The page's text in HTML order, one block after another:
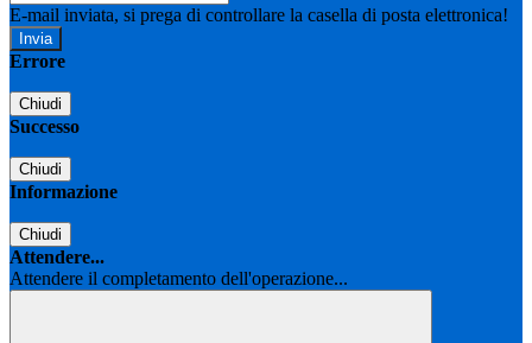
E-mail inviata, si prega di controllare la casella di posta elettronica!
Errore
Chiudi
Successo
Chiudi
Informazione
Chiudi
Attendere...
Attendere il completamento dell'operazione...